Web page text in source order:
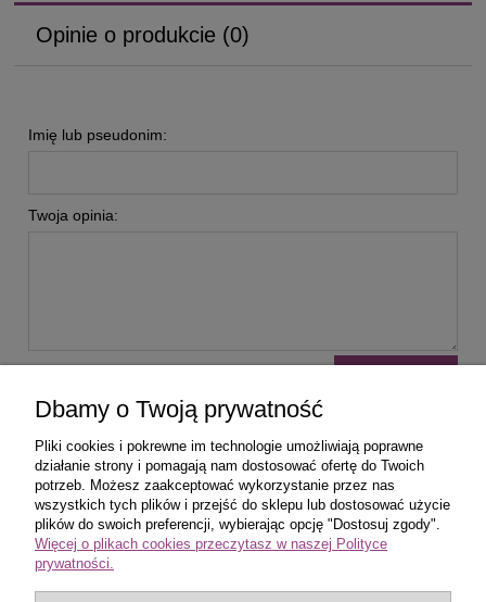
Opinie o produkcie (0)
Imię lub pseudonim:
Twoja opinia:
Zakupy
Dbamy o Twoją prywatność
Pliki cookies i pokrewne im technologie umożliwiają poprawne
działanie strony i pomagają nam dostosować ofertę do Twoich
potrzeb. Możesz zaakceptować wykorzystanie przez nas
wszystkich tych plików i przejść do sklepu lub dostosować użycie
plików do swoich preferencji, wybierając opcję "Dostosuj zgody".
Więcej o plikach cookies przeczytasz w naszej Polityce
prywatności.